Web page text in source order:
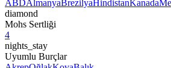
ABDAlmanyaBrezilyaHindistanKanada
diamond
Mohs Sertliği
4
nights_stay
Uyumlu Burçlar